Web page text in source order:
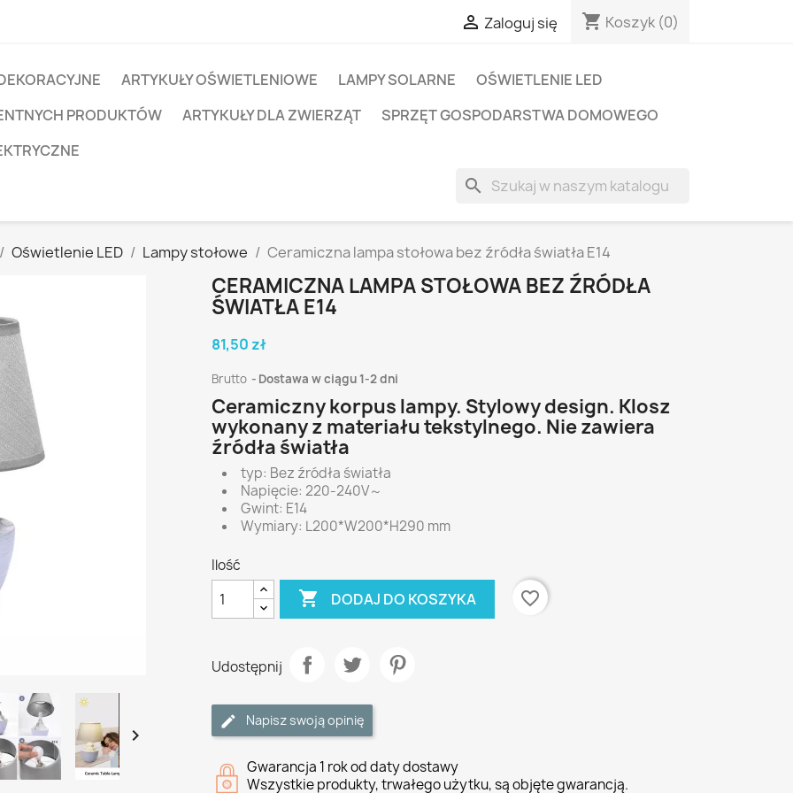
 Zaloguj się shopping_cart Koszyk (0)
ARTYKUŁY OŚWIETLENIOWE LAMPY SOLARNE
OŚWIETLENIE LED
PRODUKTÓW
ARTYKUŁY DLA ZWIERZĄT
SPRZĘT GOSPODARSTWA DOMOWEGO
search
Oświetlenie LED Lampy stołowe Ceramiczna lampa stołowa bez źródła światła E14

CERAMICZNA LAMPA STOŁOWA BEZ ŹRÓDŁA
ŚWIATŁA E14
81,50 zł
Brutto Dostawa w ciągu 1-2 dni
Ceramiczny korpus lampy. Stylowy design. Klosz
wykonany z materiału tekstylnego. Nie zawiera
źródła światła
typ: Bez źródła światła
Napięcie: 220-240V～
Gwint: E14
Wymiary: L200*W200*H290 mm
Ilość
 DODAJ DO KOSZYKA favorite_border
Udostępnij
Napisz swoją opinię
Gwarancja 1 rok od daty dostawy
Wszystkie produkty, trwałego użytku, są objęte gwarancją.